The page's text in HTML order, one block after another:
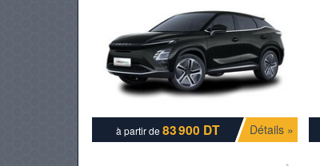
à partir de83 900 DT Détails »